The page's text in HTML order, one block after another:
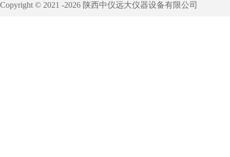
Copyright © 2021 -2026 陕西中仪远大仪器设备有限公司